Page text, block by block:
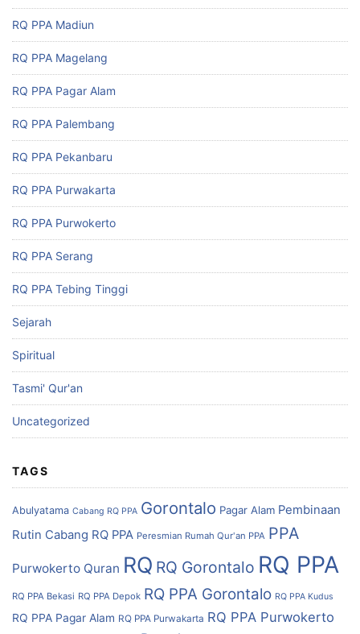
RQ PPA Madiun
RQ PPA Magelang
RQ PPA Pagar Alam
RQ PPA Palembang
RQ PPA Pekanbaru
RQ PPA Purwakarta
RQ PPA Purwokerto
RQ PPA Serang
RQ PPA Tebing Tinggi
Sejarah
Spiritual
Tasmi' Qur'an
Uncategorized
TAGS
Abulyatama Cabang RQ PPA Gorontalo Pagar Alam Pembinaan
Rutin Cabang RQ PPA Peresmian Rumah Qur'an PPA PPA
Purwokerto Quran RQ RQ Gorontalo RQ PPA
RQ PPA Bekasi RQ PPA Depok RQ PPA Gorontalo RQ PPA Kudus
RQ PPA Pagar Alam RQ PPA Purwakarta RQ PPA Purwokerto